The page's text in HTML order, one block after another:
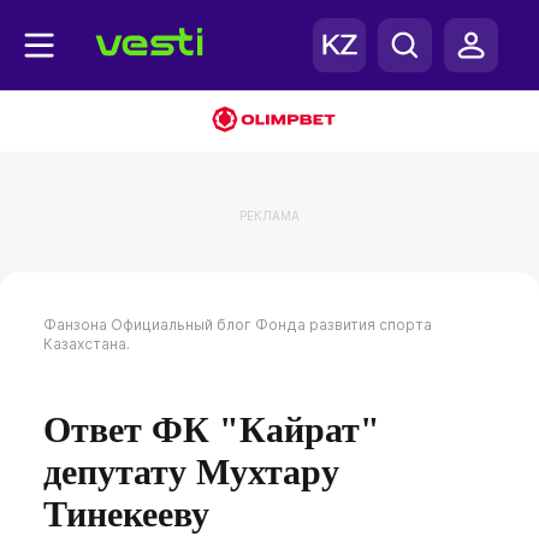
РЕКЛАМА
Фанзона Официальный блог Фонда развития спорта
Казахстана.
Ответ ФК "Кайрат"
депутату Мухтару
Тинекееву